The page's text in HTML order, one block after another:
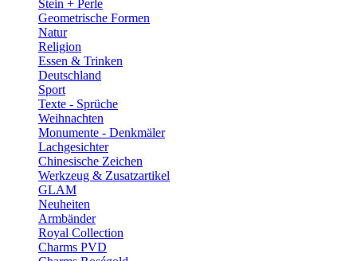
Stein + Perle
Geometrische Formen
Natur
Religion
Essen & Trinken
Deutschland
Sport
Texte - Sprüche
Weihnachten
Monumente - Denkmäler
Lachgesichter
Chinesische Zeichen
Werkzeug & Zusatzartikel
GLAM
Neuheiten
Armbänder
Royal Collection
Charms PVD